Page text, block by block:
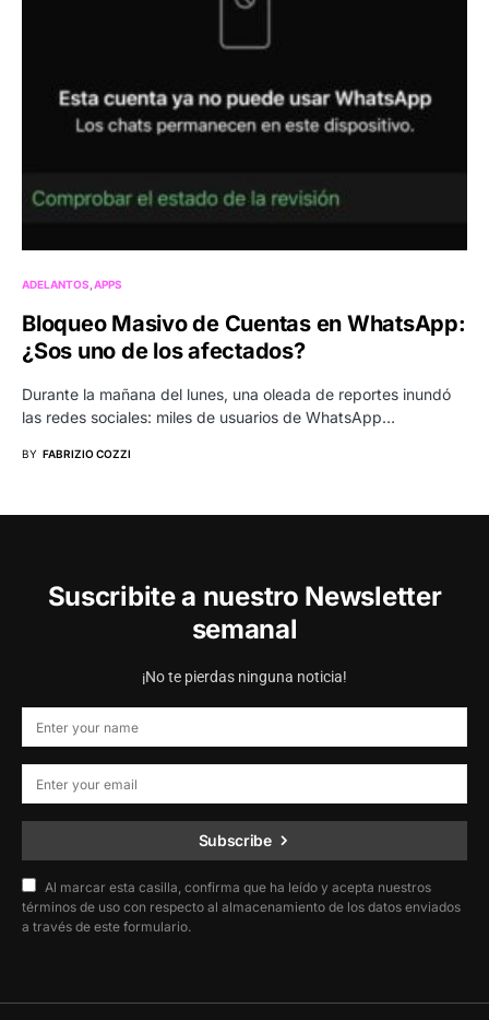
ADELANTOS APPS
Bloqueo Masivo de Cuentas en WhatsApp:
¿Sos uno de los afectados?
Durante la mañana del lunes, una oleada de reportes inundó
las redes sociales: miles de usuarios de WhatsApp…
BY FABRIZIO COZZI
Suscribite a nuestro Newsletter
semanal
¡No te pierdas ninguna noticia!
Subscribe
Al marcar esta casilla, confirma que ha leído y acepta nuestros
términos de uso con respecto al almacenamiento de los datos enviados
a través de este formulario.